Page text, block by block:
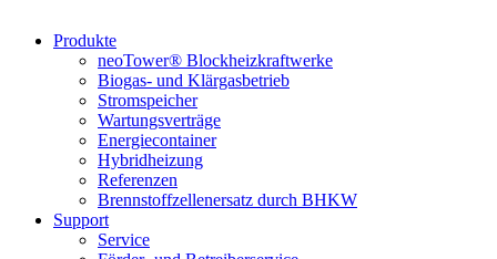
Produkte
neoTower® Blockheizkraftwerke
Biogas- und Klärgasbetrieb
Stromspeicher
Wartungsverträge
Energiecontainer
Hybridheizung
Referenzen
Brennstoffzellenersatz durch BHKW
Support
Service